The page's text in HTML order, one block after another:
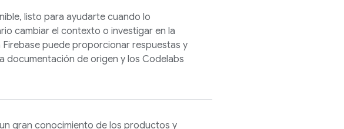
listo para ayudarte cuando lo
cambiar el contexto o investigar en la
Firebase puede proporcionar respuestas y
documentación de origen y los Codelabs
gran conocimiento de los productos y